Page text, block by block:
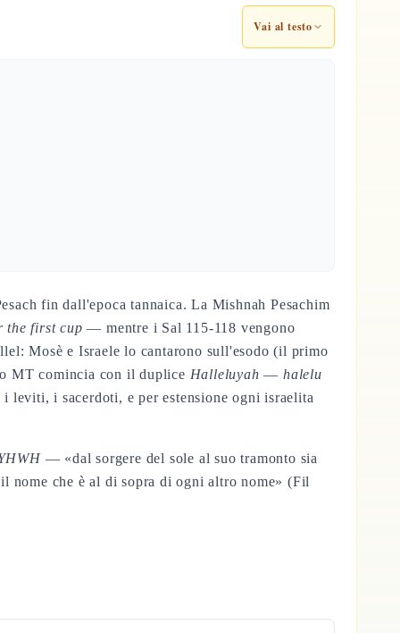
Vai al testo
fin dall'epoca tannaica. La Mishnah Pesachim
the first cup — mentre i Sal 115-118 vengono
Mosè e Israele lo cantarono sull'esodo (il primo
MT comincia con il duplice Halleluyah —halelu
leviti, i sacerdoti, e per estensione ogni israelita
— «dal sorgere del sole al suo tramonto sia
che è al di sopra di ogni altro nome» (Fil